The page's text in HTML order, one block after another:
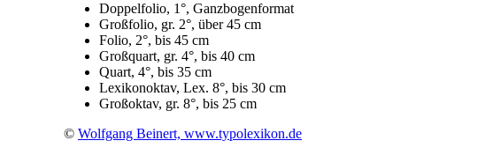
Doppelfolio, 1°, Ganzbogenformat
Großfolio, gr. 2°, über 45 cm
Folio, 2°, bis 45 cm
Großquart, gr. 4°, bis 40 cm
Quart, 4°, bis 35 cm
Lexikonoktav, Lex. 8°, bis 30 cm
Großoktav, gr. 8°, bis 25 cm
© Wolfgang Beinert, www.typolexikon.de